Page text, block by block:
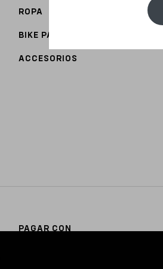
ROPA
BIKE PARTS
ACCESORIOS
PAGAR CON